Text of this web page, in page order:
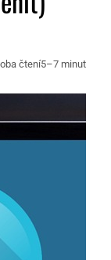
čtení5–7 minut